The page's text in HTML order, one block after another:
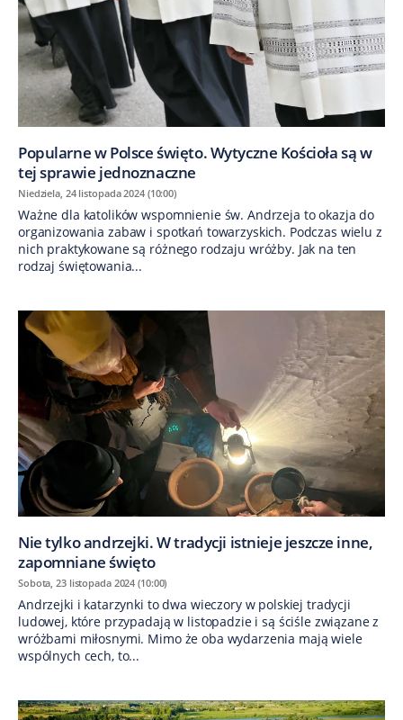
Popularne w Polsce święto. Wytyczne Kościoła są w
tej sprawie jednoznaczne
Niedziela, 24 listopada 2024 (10:00)
Ważne dla katolików wspomnienie św. Andrzeja to okazja do
organizowania zabaw i spotkań towarzyskich. Podczas wielu z
nich praktykowane są różnego rodzaju wróżby. Jak na ten
rodzaj świętowania...
Nie tylko andrzejki. W tradycji istnieje jeszcze inne,
zapomniane święto
Sobota, 23 listopada 2024 (10:00)
Andrzejki i katarzynki to dwa wieczory w polskiej tradycji
ludowej, które przypadają w listopadzie i są ściśle związane z
wróżbami miłosnymi. Mimo że oba wydarzenia mają wiele
wspólnych cech, to...